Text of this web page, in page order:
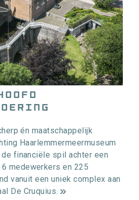
én maatschappelijk
Haarlemmermeermuseum
de financiële spil achter een
medewerkers en 225
vanuit een uniek complex aan
De Cruquius.